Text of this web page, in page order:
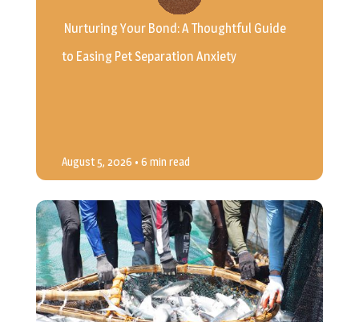
Nurturing Your Bond: A Thoughtful Guide
to Easing Pet Separation Anxiety
August 5, 2026 • 6 min read